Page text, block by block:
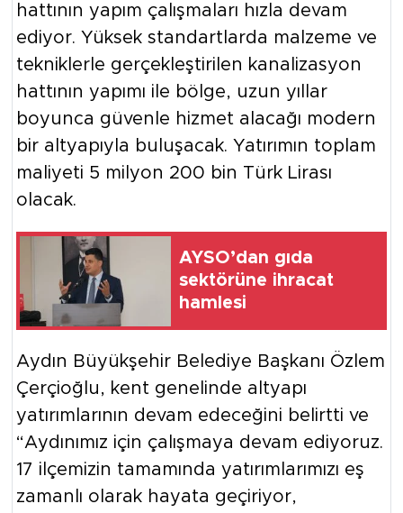
hattının yapım çalışmaları hızla devam
ediyor. Yüksek standartlarda malzeme ve
tekniklerle gerçekleştirilen kanalizasyon
hattının yapımı ile bölge, uzun yıllar
boyunca güvenle hizmet alacağı modern
bir altyapıyla buluşacak. Yatırımın toplam
maliyeti 5 milyon 200 bin Türk Lirası
olacak.
AYSO’dan gıda
sektörüne ihracat
hamlesi
Aydın Büyükşehir Belediye Başkanı Özlem
Çerçioğlu, kent genelinde altyapı
yatırımlarının devam edeceğini belirtti ve
“Aydınımız için çalışmaya devam ediyoruz.
17 ilçemizin tamamında yatırımlarımızı eş
zamanlı olarak hayata geçiriyor,